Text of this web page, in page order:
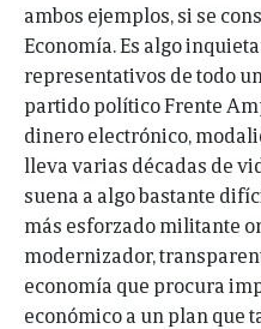
ambos ejemplos, si se
Economía. Es algo
representativos de todo
partido político Frente
dinero electrónico,
lleva varias décadas de
suena a algo bastante
más esforzado militante
modernizador,
economía que procura
económico a un plan que